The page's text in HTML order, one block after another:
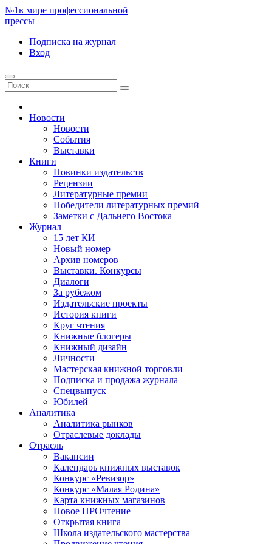
№1в мире профессиональной
прессы
Подписка на журнал
Вход
Новости
Новости
События
Выставки
Книги
Новинки издательств
Рецензии
Литературные премии
Победители литературных премий
Заметки с Дальнего Востока
Журнал
15 лет КИ
Новый номер
Архив номеров
Выставки. Конкурсы
Диалоги
За рубежом
Издательские проекты
История книги
Круг чтения
Книжные блогеры
Книжный дизайн
Личности
Мастерская книжной торговли
Подписка и продажа журнала
Спецвыпуск
Юбилей
Аналитика
Аналитика рынков
Отраслевые доклады
Отрасль
Вакансии
Календарь книжных выставок
Конкурс «Ревизор»
Конкурс «Малая Родина»
Карта книжных магазинов
Новое ПРОчтение
Открытая книга
Школа издательского мастерства